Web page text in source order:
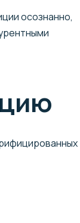
осознанно,